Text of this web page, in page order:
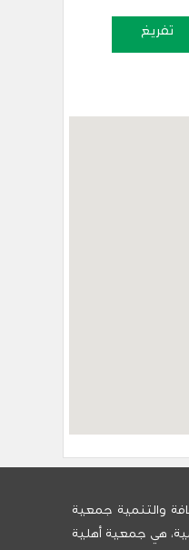
تفريغ
والتنمية جمعية
هي جمعية أهلية